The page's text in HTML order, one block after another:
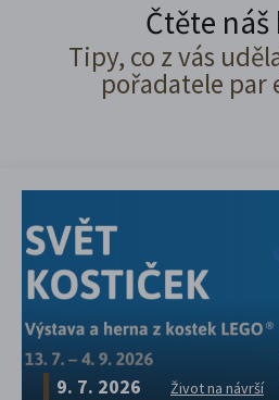
Čtěte náš
Tipy, co z vás
pořadatele par
9. 7. 2026 Život na návrší